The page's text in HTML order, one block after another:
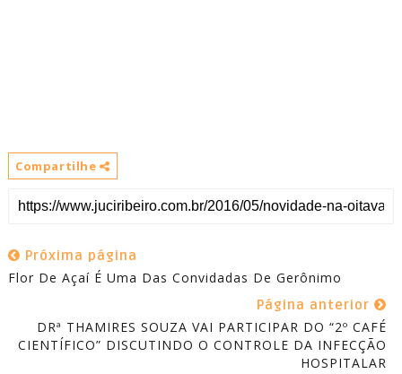
Compartilhe
Próxima página
Página anterior
DRª THAMIRES SOUZA VAI PARTICIPAR DO “2º CAFÉ
CIENTÍFICO” DISCUTINDO O CONTROLE DA INFECÇÃO